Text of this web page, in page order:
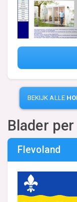
BEKIJK ALLE
Blader
Flevoland